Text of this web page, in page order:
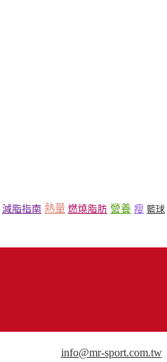
減脂指南 熱量 燃燒脂肪 營養 瘦 籃球
info@mr-sport.com.tw